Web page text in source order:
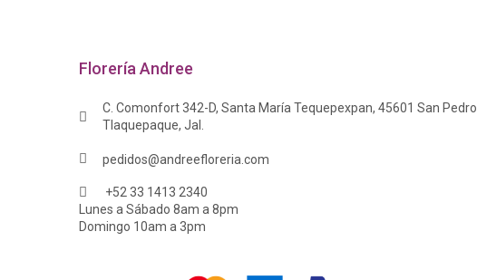
Florería Andree
C. Comonfort 342-D, Santa María Tequepexpan, 45601 San Pedro
Tlaquepaque, Jal.
pedidos@andreefloreria.com
+52 33 1413 2340
Lunes a Sábado 8am a 8pm
Domingo 10am a 3pm